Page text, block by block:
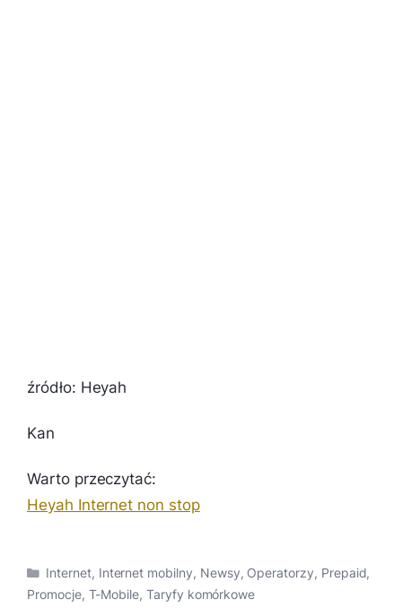
źródło: Heyah
Kan
Warto przeczytać:
Heyah Internet non stop
Kategorie
Internet, Internet mobilny, Newsy, Operatorzy, Prepaid,
Promocje, T-Mobile, Taryfy komórkowe